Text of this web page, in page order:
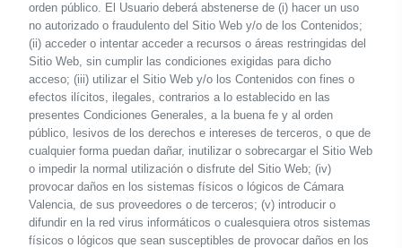
orden público. El Usuario deberá abstenerse de (i) hacer un uso
no autorizado o fraudulento del Sitio Web y/o de los Contenidos;
(ii) acceder o intentar acceder a recursos o áreas restringidas del
Sitio Web, sin cumplir las condiciones exigidas para dicho
acceso; (iii) utilizar el Sitio Web y/o los Contenidos con fines o
efectos ilícitos, ilegales, contrarios a lo establecido en las
presentes Condiciones Generales, a la buena fe y al orden
público, lesivos de los derechos e intereses de terceros, o que de
cualquier forma puedan dañar, inutilizar o sobrecargar el Sitio Web
o impedir la normal utilización o disfrute del Sitio Web; (iv)
provocar daños en los sistemas físicos o lógicos de Cámara
Valencia, de sus proveedores o de terceros; (v) introducir o
difundir en la red virus informáticos o cualesquiera otros sistemas
físicos o lógicos que sean susceptibles de provocar daños en los